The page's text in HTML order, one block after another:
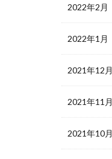
2022年2月
2022年1月
2021年12月
2021年11月
2021年10月